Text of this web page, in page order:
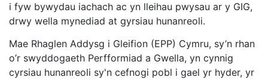
i fyw bywydau iachach ac yn lleihau pwysau ar y GIG,
drwy wella mynediad at gyrsiau hunanreoli.
Mae Rhaglen Addysg i Gleifion (EPP) Cymru, sy’n rhan
o’r swyddogaeth Perfformiad a Gwella, yn cynnig
cyrsiau hunanreoli sy'n cefnogi pobl i gael yr hyder, yr